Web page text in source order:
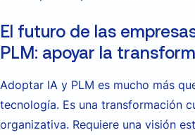
El futuro de las
PLM: apoyar la
Adoptar IA y PLM es mucho más
tecnología. Es una transformación
organizativa. Requiere una visión